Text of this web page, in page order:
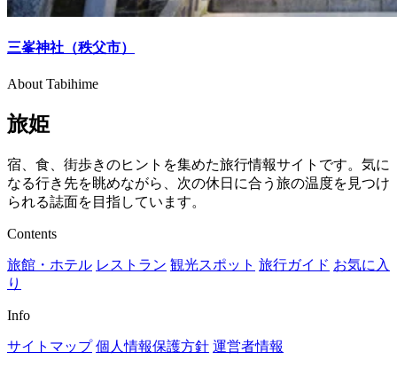
三峯神社（秩父市）
About Tabihime
旅姫
宿、食、街歩きのヒントを集めた旅行情報サイトです。気に
なる行き先を眺めながら、次の休日に合う旅の温度を見つけ
られる誌面を目指しています。
Contents
旅館・ホテル レストラン 観光スポット 旅行ガイド お気に入
り
Info
サイトマップ 個人情報保護方針 運営者情報